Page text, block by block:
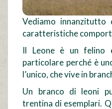
Vediamo innanzitutto
caratteristiche
Il Leone è un felino
particolare perché è
l’unico, che vive in
Un branco di leoni
trentina di esemplari.